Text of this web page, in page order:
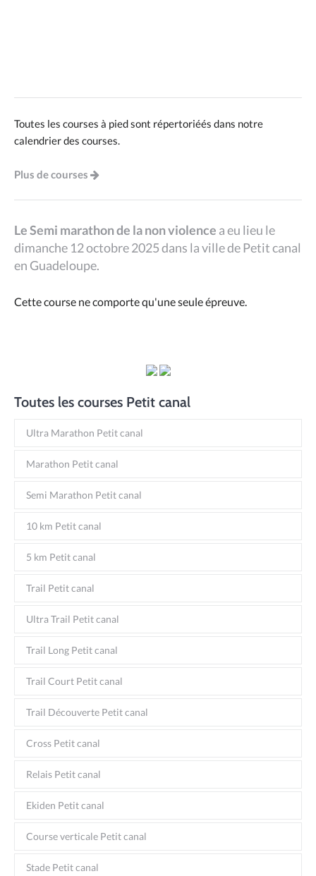
Toutes les courses à pied sont répertoriéés dans notre
calendrier des courses.
Plus de courses
Le Semi marathon de la non violence a eu lieu le
dimanche 12 octobre 2025 dans la ville de Petit canal
en Guadeloupe.
Cette course ne comporte qu'une seule épreuve.
Toutes les courses Petit canal
Ultra Marathon Petit canal
Marathon Petit canal
Semi Marathon Petit canal
10 km Petit canal
5 km Petit canal
Trail Petit canal
Ultra Trail Petit canal
Trail Long Petit canal
Trail Court Petit canal
Trail Découverte Petit canal
Cross Petit canal
Relais Petit canal
Ekiden Petit canal
Course verticale Petit canal
Stade Petit canal